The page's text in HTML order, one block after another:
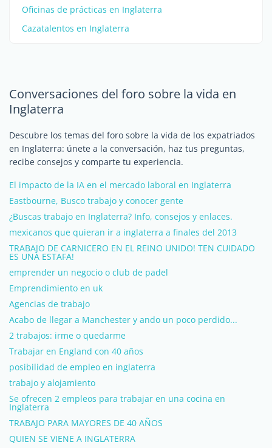
Oficinas de prácticas en Inglaterra
Cazatalentos en Inglaterra
Conversaciones del foro sobre la vida en
Inglaterra
Descubre los temas del foro sobre la vida de los expatriados
en Inglaterra: únete a la conversación, haz tus preguntas,
recibe consejos y comparte tu experiencia.
El impacto de la IA en el mercado laboral en Inglaterra
Eastbourne, Busco trabajo y conocer gente
¿Buscas trabajo en Inglaterra? Info, consejos y enlaces.
mexicanos que quieran ir a inglaterra a finales del 2013
TRABAJO DE CARNICERO EN EL REINO UNIDO! TEN CUIDADO
ES UNA ESTAFA!
emprender un negocio o club de padel
Emprendimiento en uk
Agencias de trabajo
Acabo de llegar a Manchester y ando un poco perdido...
2 trabajos: irme o quedarme
Trabajar en England con 40 años
posibilidad de empleo en inglaterra
trabajo y alojamiento
Se ofrecen 2 empleos para trabajar en una cocina en
Inglaterra
TRABAJO PARA MAYORES DE 40 AÑOS
QUIEN SE VIENE A INGLATERRA